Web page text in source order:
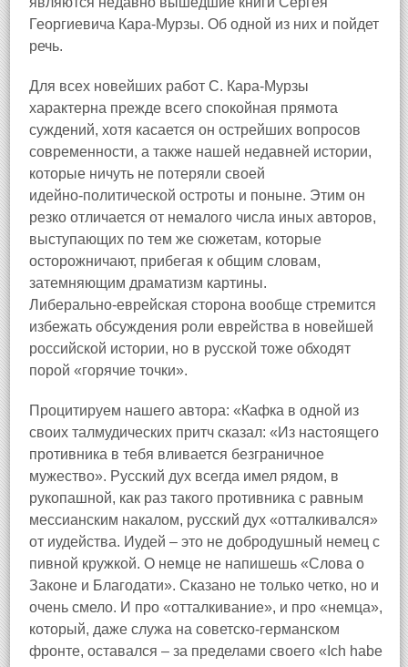
Георгиевича Кара‑Мурзы. Об одной из них и пойдет
речь.
Для всех новейших работ С. Кара‑Мурзы
характерна прежде всего спокойная прямота
суждений, хотя касается он острейших вопросов
современности, а также нашей недавней истории,
которые ничуть не потеряли своей
идейно‑политической остроты и поныне. Этим он
резко отличается от немалого числа иных авторов,
выступающих по тем же сюжетам, которые
осторожничают, прибегая к общим словам,
затемняющим драматизм картины.
Либерально‑еврейская сторона вообще стремится
избежать обсуждения роли еврейства в новейшей
российской истории, но в русской тоже обходят
порой «горячие точки».
Процитируем нашего автора: «Кафка в одной из
своих талмудических притч сказал: «Из настоящего
противника в тебя вливается безграничное
мужество». Русский дух всегда имел рядом, в
рукопашной, как раз такого противника с равным
мессианским накалом, русский дух «отталкивался»
от иудейства. Иудей – это не добродушный немец с
пивной кружкой. О немце не напишешь «Слова о
Законе и Благодати». Сказано не только четко, но и
очень смело. И про «отталкивание», и про «немца»,
который, даже служа на советско‑германском
фронте, оставался – за пределами своего «Ich habe